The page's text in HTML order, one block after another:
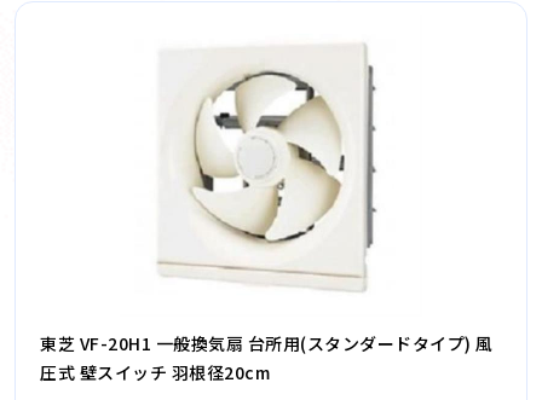
東芝 VF-20H1 一般換気扇 台所用(スタンダードタイプ) 風
圧式 壁スイッチ 羽根径20cm